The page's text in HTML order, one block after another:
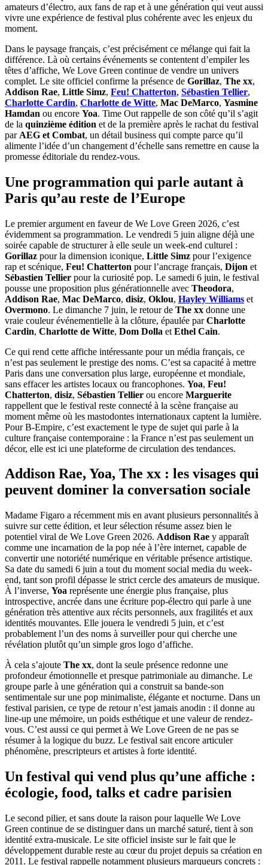
amateurs d’électro, aux fans de rap et à une génération qui veut aussi
vivre une expérience de festival plus cohérente avec les enjeux du
moment.
Dans le paysage français, c’est précisément ce mélange qui fait la
différence. Là où certains événements se contentent d’empiler les
têtes d’affiche, We Love Green continue de vendre un univers
complet. Le site officiel confirme la présence de Gorillaz, The xx,
Addison Rae, Little Simz, Feu! Chatterton, Sébastien Tellier,
Charlotte Cardin, Charlotte de Witte, Mac DeMarco, Yasmine
Hamdan ou encore Yoa. Time Out rappelle de son côté qu’il s’agit
de la quinzième édition et de la première après le rachat du festival
par AEG et Combat, un détail business qui compte parce qu’il
alimente l’idée d’un changement d’échelle sans remettre en cause la
promesse éditoriale du rendez-vous.
Une programmation qui parle autant à
Paris qu’au reste de l’Europe
Le premier argument en faveur de We Love Green 2026, c’est
évidemment sa programmation. Le vendredi 5 juin aligne déjà une
soirée capable de structurer à elle seule un week-end culturel :
Gorillaz pour la dimension iconique, Little Simz pour l’exigence
rap et scénique, Feu! Chatterton pour l’ancrage français, Dijon et
Sébastien Tellier pour la curiosité pop. Le samedi 6 juin, le festival
pousse une proposition plus générationnelle avec Theodora,
Addison Rae, Mac DeMarco, disiz, Oklou, Hayley Williams et
Overmono. Le dimanche 7 juin, le retour de The xx donne une
vraie couleur événementielle à la clôture, épaulée parCharlotte
Cardin, Charlotte de Witte, Dom Dolla et Ethel Cain.
Ce qui rend cette affiche intéressante pour un média français, ce
n’est pas seulement le prestige des noms. C’est sa capacité à mettre
Paris dans une conversation plus large, européenne et mondiale,
sans effacer les artistes locaux ou francophones. Yoa, Feu!
Chatterton, disiz, Sébastien Tellier ou encore Marguerite
rappellent que le festival reste connecté à la scène française au
moment même où les mastodontes internationaux captent la lumière.
Pour B-Empire, c’est exactement le type de sujet qui parle à la
culture française contemporaine : la France n’est pas seulement un
décor, elle est ici une plateforme de circulation des tendances.
Addison Rae, Yoa, The xx : les visages qui
peuvent dominer la conversation sociale
Madame Figaro a récemment mis en avant plusieurs personnalités à
suivre sur cette édition, et leur sélection résume assez bien le
potentiel viral de We Love Green 2026. Addison Rae y apparaît
comme une incarnation de la pop née à l’ère internet, capable de
convertir une notoriété numérique en véritable présence artistique.
Sa date du samedi 6 juin a tout du moment social media du week-
end, tant son profil dépasse le strict cercle des amateurs de musique.
À l’inverse, Yoa représente une énergie plus française, plus
introspective, ancrée dans une écriture pop-électro qui parle à une
génération très attentive aux récits personnels, aux fragilités et aux
identités mouvantes. Elle jouera le vendredi 5 juin, et c’est
probablement l’un des noms à surveiller pour qui cherche une
révélation plutôt qu’un simple gros logo d’affiche.
À cela s’ajoute The xx, dont la seule présence redonne une
profondeur émotionnelle et presque patrimoniale au dimanche. Le
groupe parle à une génération qui a construit sa bande-son
sentimentale sur une pop minimaliste, élégante et nocturne. Dans un
festival parisien, ce type de retour n’est jamais anodin : il donne au
line-up une mémoire, un poids esthétique et une valeur de rendez-
vous. C’est aussi ce qui permet à We Love Green de ne pas se
résumer à la logique du buzz. Le festival sait encore articuler
phénomène, prescripteurs et artistes à forte identité.
Un festival qui vend plus qu’une affiche :
écologie, food, talks et cadre parisien
Le second pilier, et sans doute la raison pour laquelle We Love
Green continue de se distinguer dans un marché saturé, tient à son
identité extra-musicale. Le site officiel insiste sur le fait que le
développement durable reste au cœur du projet depuis sa création en
2011. Le festival rappelle notamment plusieurs marqueurs concrets :